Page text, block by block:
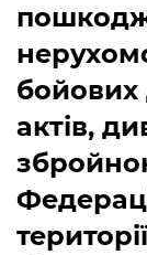
бойових
актів,